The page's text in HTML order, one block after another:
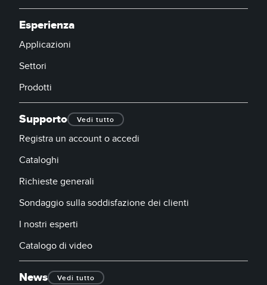
Esperienza
Applicazioni
Settori
Prodotti
Supporto Vedi tutto
Registra un account o accedi
Cataloghi
Richieste generali
Sondaggio sulla soddisfazione dei clienti
I nostri esperti
Catalogo di video
News Vedi tutto